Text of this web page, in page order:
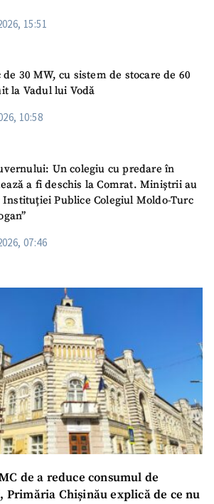
15:51
30 MW, cu sistem de stocare de 60
la Vadul lui Vodă
10:58
Un colegiu cu predare în
a fi deschis la Comrat. Miniștrii au
Publice Colegiul Moldo-Turc
07:46
de a reduce consumul de
Primăria Chișinău explică de ce nu